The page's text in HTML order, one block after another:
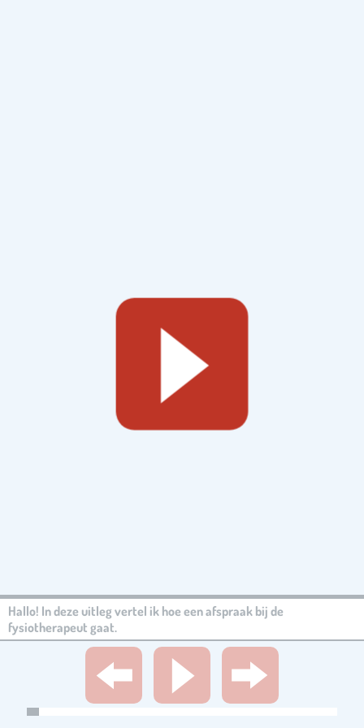
Hallo! In deze uitleg vertel ik hoe een afspraak bij de
fysiotherapeut gaat.